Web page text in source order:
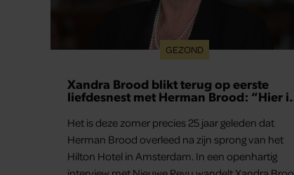
GEZOND
Prinses Beatrice’s echtgenoot Edoardo
ontkent huwelijksproblemen